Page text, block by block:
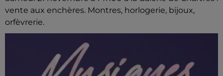
vente aux enchères. Montres, horlogerie, bijoux,
orfèvrerie.